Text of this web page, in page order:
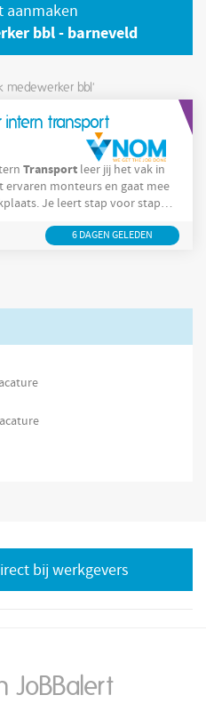
aanmaken
bbl - barneveld
medewerker bbl'
intern transport
Transport leer jij het vak in
monteurs en gaat mee
Je leert stap voor stap
6 DAGEN GELEDEN
bij werkgevers
JoBBalert